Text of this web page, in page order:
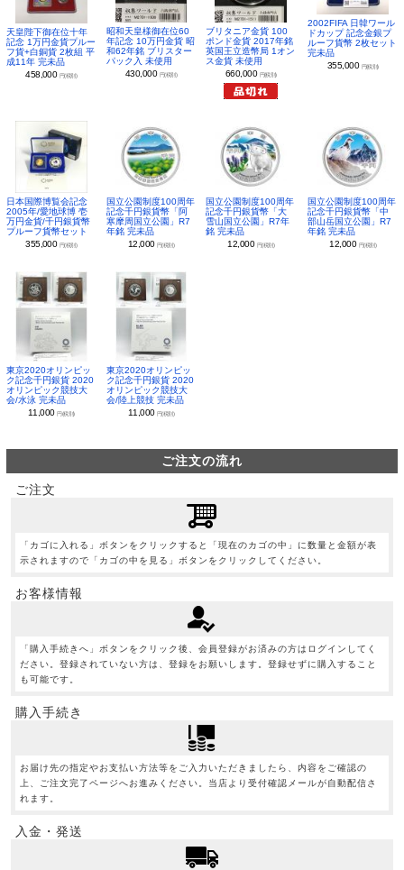
天皇陛下御在位十年
記念 1万円金貨プルー
フ貨+白銅貨 2枚組 平
成11年 完未品
458,000 円(税別)
昭和天皇様御在位60
年記念 10万円金貨 昭
和62年銘 ブリスター
パック入 未使用
430,000 円(税別)
ブリタニア金貨 100
ポンド金貨 2017年銘
英国王立造幣局 1オン
ス金貨 未使用
660,000 円(税別)
2002FIFA 日韓ワール
ドカップ 記念金銀プ
ルーフ貨幣 2枚セット
完未品
355,000 円(税別)
日本国際博覧会記念
2005年/愛地球博 壱
万円金貨/千円銀貨幣
プルーフ貨幣セット
355,000 円(税別)
国立公園制度100周年
記念千円銀貨幣「阿
寒摩周国立公園」R7
年銘 完未品
12,000 円(税別)
国立公園制度100周年
記念千円銀貨幣「大
雪山国立公園」R7年
銘 完未品
12,000 円(税別)
国立公園制度100周年
記念千円銀貨幣「中
部山岳国立公園」R7
年銘 完未品
12,000 円(税別)
東京2020オリンピッ
ク記念千円銀貨 2020
オリンピック競技大
会/水泳 完未品
11,000円(税別)
東京2020オリンピッ
ク記念千円銀貨 2020
オリンピック競技大
会/陸上競技 完未品
11,000 円(税別)
ご注文の流れ
ご注文
「カゴに入れる」ボタンをクリックすると「現在のカゴの中」に数量と金額が表
示されますので「カゴの中を見る」ボタンをクリックしてください。
お客様情報
「購入手続きへ」ボタンをクリック後、会員登録がお済みの方はログインしてく
ださい。登録されていない方は、登録をお願いします。登録せずに購入すること
も可能です。
購入手続き
お届け先の指定やお支払い方法等をご入力いただきましたら、内容をご確認の
上、ご注文完了ページへお進みください。当店より受付確認メールが自動配信さ
れます。
入金・発送